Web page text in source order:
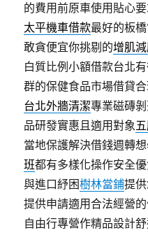
的費用前原車使用貼心
太平機車借款最好的板
敢貪便宜你挑剔的增肌
白質比例小額借款台北
群的保健食品市場借貸
台北外牆清潔專業磁磚
品研發實惠且適用對象
當地保護解決借錢週轉
班都有多樣化操作安全
與進口紓困樹林當鋪提
提供申請適用合法經營
自由行專營作精品設計